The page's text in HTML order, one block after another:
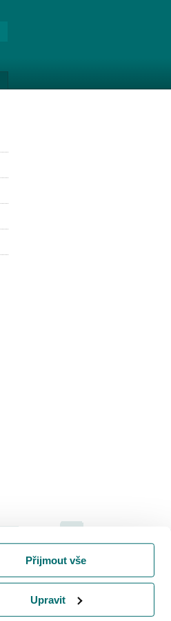
Přijmout vše
Upravit